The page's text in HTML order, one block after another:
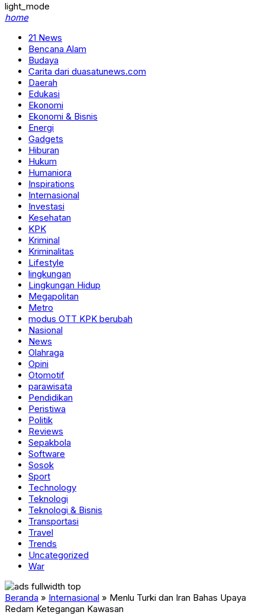
light_mode
home
21 News
Bencana Alam
Budaya
Carita dari duasatunews.com
Daerah
Edukasi
Ekonomi
Ekonomi & Bisnis
Energi
Gadgets
Hiburan
Hukum
Humaniora
Inspirations
Internasional
Investasi
Kesehatan
KPK
Kriminal
Kriminalitas
Lifestyle
lingkungan
Lingkungan Hidup
Megapolitan
Metro
modus OTT KPK berubah
Nasional
News
Olahraga
Opini
Otomotif
parawisata
Pendidikan
Peristiwa
Politik
Reviews
Sepakbola
Software
Sosok
Sport
Technology
Teknologi
Teknologi & Bisnis
Transportasi
Travel
Trends
Uncategorized
War
Beranda » Internasional » Menlu Turki dan Iran Bahas Upaya
Redam Ketegangan Kawasan